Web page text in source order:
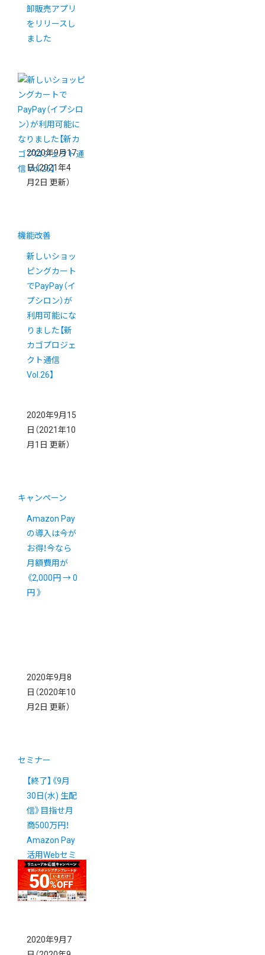
卸販売アプリ
をリリースし
ました
2020年9月17
日（2021年4
月2日 更新）
機能改善
新しいショッ
ピングカート
でPayPay（イ
プシロン）が
利用可能にな
りました【新
カゴプロジェ
クト通信
Vol.26】
2020年9月15
日 （2021年10
月1日 更新）
キャンペーン
Amazon Pay
の導入は今が
お得！今なら
月額費用が
《2,000円 → 0
円 》
2020年9月8
日 （2020年10
月2日 更新）
セミナー
【終了】《9月
30日(水) 生配
信》目指せ月
商500万円！
Amazon Pay
活用Webセミ
ナーのご案内
2020年9月7